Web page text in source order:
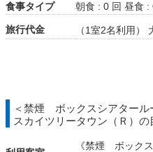
食事タイプ
朝食 : 0 回 昼食 :
旅行代金 （1室2名利用）
＜禁煙 ボックスシアター
スカイツリータウン（Ｒ）
《禁煙 ボック